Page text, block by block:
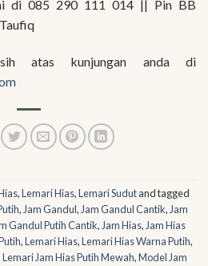
di 085 290 111 014 || Pin BB
atas kunjungan anda di
,Lemari Hias,Lemari Sudutand tagged
,Jam Gandul,Jam Gandul Cantik,Jam
Gandul Putih Cantik,Jam Hias,Jam Hias
,Lemari Hias,Lemari Hias Warna Putih,
Lemari Jam Hias Putih Mewah,Model Jam